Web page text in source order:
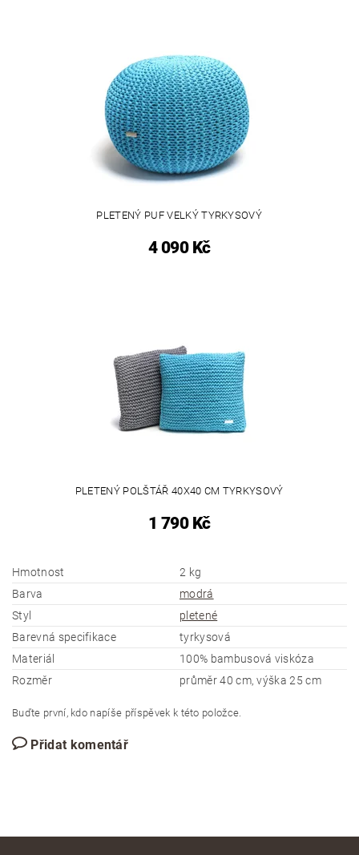
PLETENÝ PUF VELKÝ TYRKYSOVÝ
4 090 Kč
PLETENÝ POLŠTÁŘ 40X40 CM TYRKYSOVÝ
1 790 Kč
Hmotnost
2 kg
Barva
modrá
Styl
pletené
Barevná specifikace
tyrkysová
Materiál
100% bambusová viskóza
Rozměr
průměr 40 cm, výška 25 cm
Buďte první, kdo napíše příspěvek k této položce.
Přidat komentář